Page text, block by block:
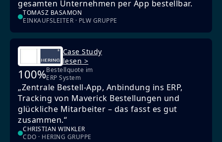
gesamten Unternehmen per App bestellbar.
TOMASZ BASAMON
EINKAUFSLEITER · PLW GRUPPE
Case Study
lesen >
100%Bestellquote im
ERP System
„Zentrale Bestell-App, Anbindung ins ERP,
Tracking von Maverick Bestellungen und
glückliche Mitarbeiter – das fasst es gut
zusammen.“
CHRISTIAN WINKLER
CDO · HERING GRUPPE